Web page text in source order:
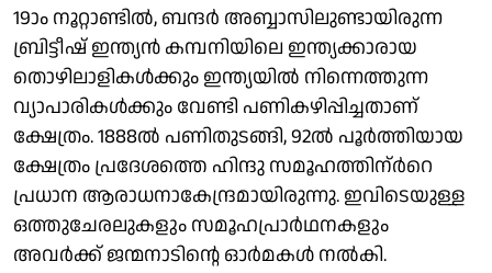
19ാം നൂറ്റാണ്ടിൽ, ബന്ദർ അബ്ബാസിലുണ്ടായിരുന്ന
ബ്രിട്ടീഷ് ഇന്ത്യൻ കമ്പനിയിലെ ഇന്ത്യക്കാരായ
തൊഴിലാളികൾക്കും ഇന്ത്യയിൽ നിന്നെത്തുന്ന
വ്യാപാരികൾക്കും വേണ്ടി പണികഴിപ്പിച്ചതാണ്
ക്ഷേത്രം. 1888ൽ പണിതുടങ്ങി, 92ൽ പൂർത്തിയായ
ക്ഷേത്രം പ്രദേശത്തെ ഹിന്ദു സമൂഹത്തിന്ർറെ
പ്രധാന ആരാധനാകേന്ദ്രമായിരുന്നു. ഇവിടെയുള്ള
ഒത്തുചേരലുകളും സമൂഹപ്രാർഥനകളും
അവർക്ക് ജന്മനാടിന്റെ ഓർമകൾ നൽകി.